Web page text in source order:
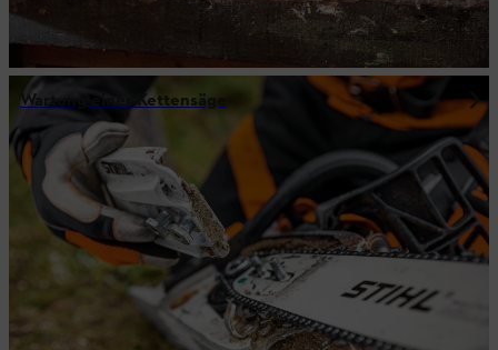
Wartung einer Kettensäge